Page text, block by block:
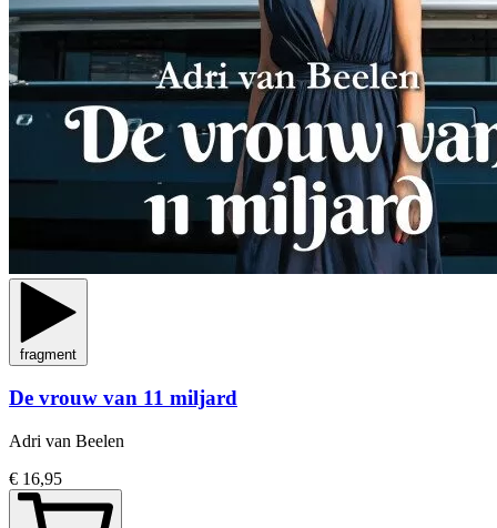
fragment
De vrouw van 11 miljard
Adri van Beelen
€ 16,95